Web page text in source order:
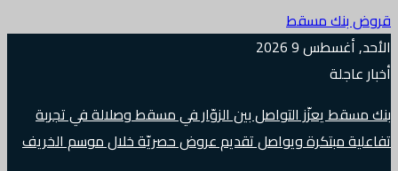
قروض بنك مسقط
الأحد, أغسطس 9 2026
أخبار عاجلة
بنك مسقط يعزّز التواصل بين الزوّار في مسقط وصلالة في تجربة
تفاعلية مبتكرة ويواصل تقديم عروض حصريّة خلال موسم الخريف